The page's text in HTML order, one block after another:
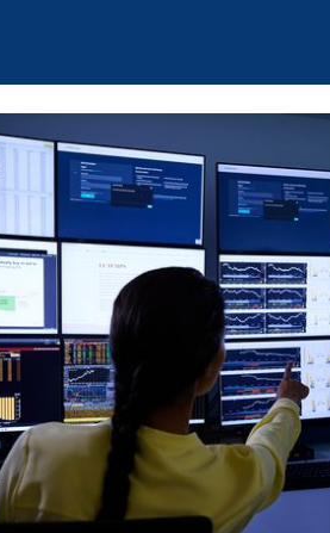
und trägt so zum Wohlstand
und motivierte
Fachwissen und
Auftrag der SNB
tragen mit ihrer